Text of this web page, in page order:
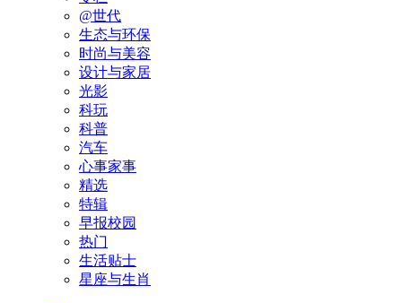
@世代
生态与环保
时尚与美容
设计与家居
光影
科玩
科普
汽车
心事家事
精选
特辑
早报校园
热门
生活贴士
星座与生肖